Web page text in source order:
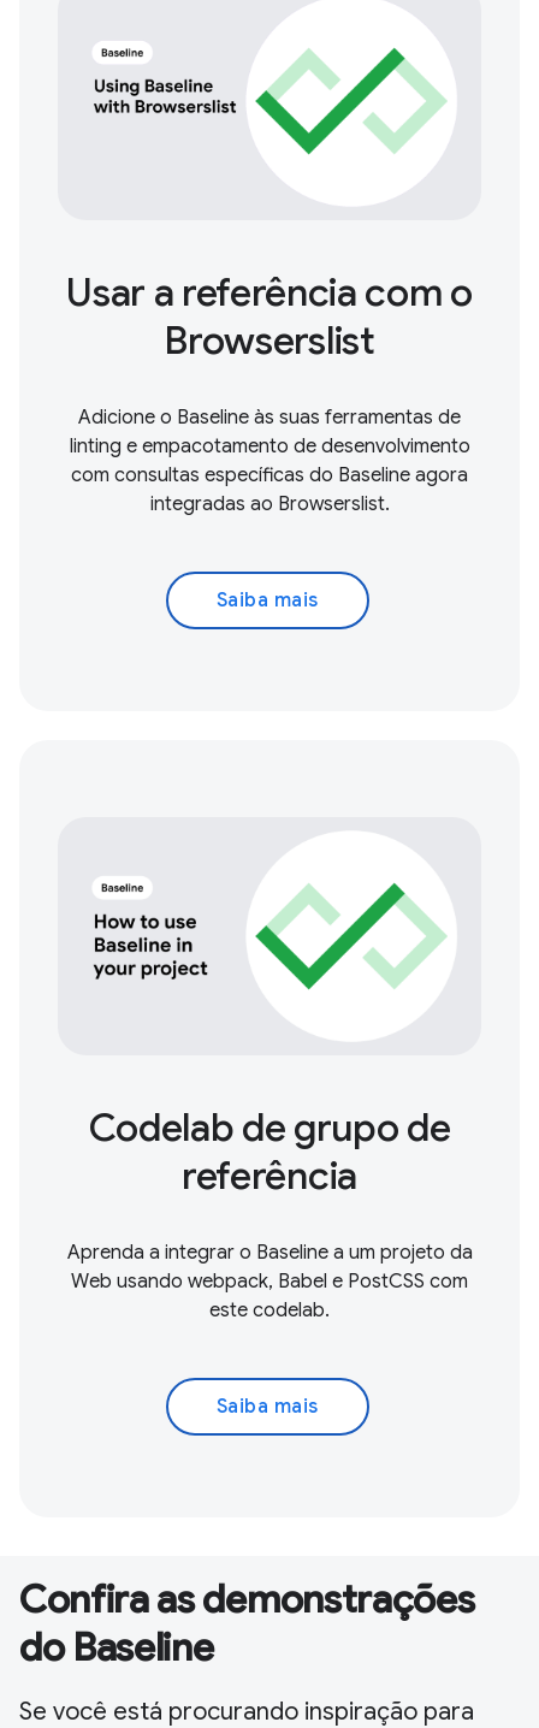
Usar a referência com o
Browserslist
Adicione o Baseline às suas ferramentas de
linting e empacotamento de desenvolvimento
com consultas específicas do Baseline agora
integradas ao Browserslist.
Saiba mais
Codelab de grupo de
referência
Aprenda a integrar o Baseline a um projeto da
Web usando webpack, Babel e PostCSS com
este codelab.
Saiba mais
Confira as demonstrações
do Baseline
Se você está procurando inspiração para